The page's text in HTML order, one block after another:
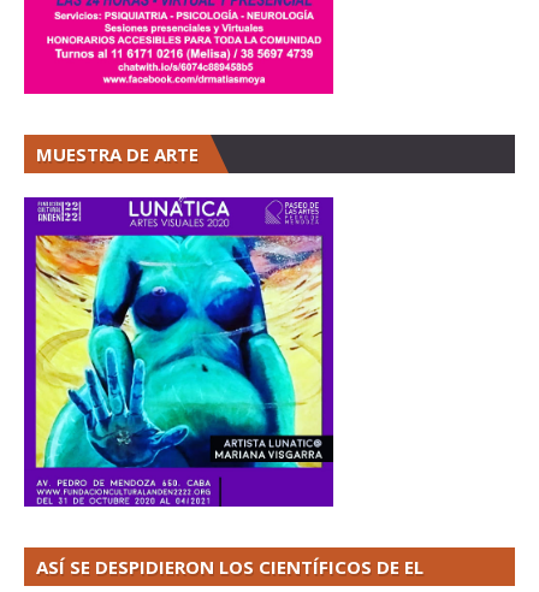
MUESTRA DE ARTE
ASÍ SE DESPIDIERON LOS CIENTÍFICOS DE EL